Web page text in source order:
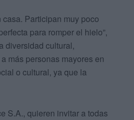
Participan muy poco
para romper el hielo”,
diversidad cultural,
más personas mayores en
o cultural, ya que la
S.A., quieren invitar a todas